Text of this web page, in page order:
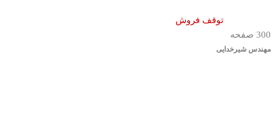
توقف فروش
300 صفحه
مهندس شیرخدایی